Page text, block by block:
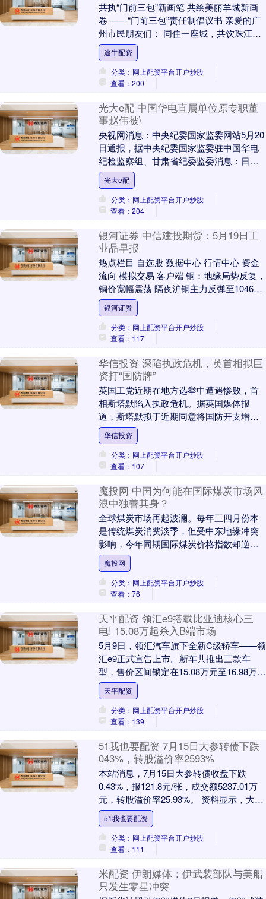
共执“门前三包”新画笔 共绘美丽羊城新画
卷 ——“门前三包”责任制倡议书 亲爱的广
州市民朋友们： 同住一座城，共饮珠江
水，同筑幸福家。广州作为岭南文化发祥
地、改....
途牛配资
分类：网上配资平台开户炒股
查看：200
光大e配 中国华电直属单位原专职董
事赵伟被\
央视网消息：中央纪委国家监委网站5月20
日通报，据中央纪委国家监委驻中国华电
纪检监察组、甘肃省纪委监委消息：日
前，经中央纪委国家监委批准，中央纪委
国家监委驻中国....
光大e配
分类：网上配资平台开户炒股
查看：204
银河证券 中信建投期货：5月19日工
业品早报
热点栏目 自选股 数据中心 行情中心 资金
流向 模拟交易 客户端 铜：地缘局势反复，
铜价宽幅震荡 隔夜沪铜主力反弹至104620
元，伦铜回升至13585美金，C....
银河证券
分类：网上配资平台开户炒股
查看：117
华信投资 深陷执政危机，英首相拟巨
资打“国防牌”
英国工党近期在地方选举中遭遇惨败，首
相斯塔默陷入执政危机。据英国媒体报
道，斯塔默拟于近期同意将国防开支增加
180亿英镑（约合240亿美元），以期为执
政“加分”。....
华信投资
分类：网上配资平台开户炒股
查看：107
魔投网 中国为何能在国际煤炭市场风
浪中独善其身？
全球煤炭市场再起波澜。每年三四月份本
是传统煤炭消费淡季，但受中东地缘冲突
影响，今年同期国际煤炭价格指数却逆势
上涨，最大涨幅突破20%。与国际市场大
幅波动形成鲜明....
魔投网
分类：网上配资平台开户炒股
查看：76
天平配资 领汇e9搭载比亚迪核心三
电! 15.08万起杀入B端市场
5月9日，领汇汽车旗下全新C级轿车——领
汇e9正式宣告上市。新车共推出三款车
型，售价区间锁定在15.08万元至16.98万
元。如果单看这个价格，你或许会以为这
又....
天平配资
分类：网上配资平台开户炒股
查看：139
51我也要配资 7月15日大参转债下跌
043%，转股溢价率2593%
本站消息，7月15日大参转债收盘下跌
0.43%，报121.8元/张，成交额5237.01万
元，转股溢价率25.93%。 资料显示，大参
转债信用级别为“AA”，债....
51我也要配资
分类：网上配资平台开户炒股
查看：111
米配资 伊朗媒体：伊武装部队与美船
只发生零星冲突